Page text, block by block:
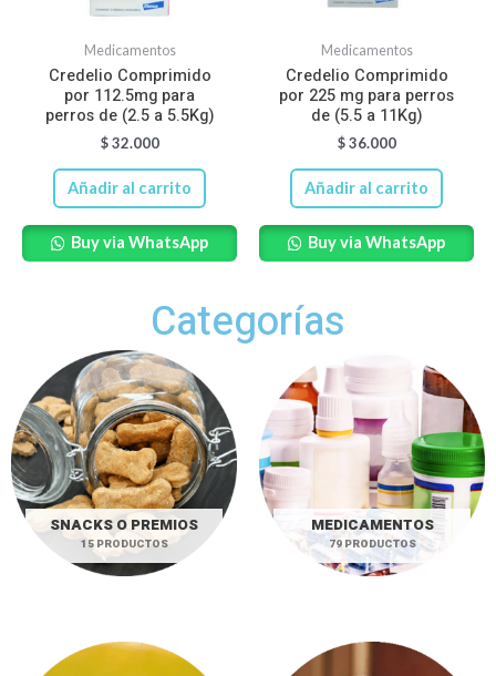
Medicamentos
Credelio Comprimido
por 112.5mg para
perros de (2.5 a 5.5Kg)
$32.000
Añadir al carrito
Buy via WhatsApp
Medicamentos
Credelio Comprimido
por 225 mg para perros
de (5.5 a 11Kg)
$36.000
Añadir al carrito
Buy via WhatsApp
Categorías
SNACKS O PREMIOS
15 PRODUCTOS
MEDICAMENTOS
79 PRODUCTOS